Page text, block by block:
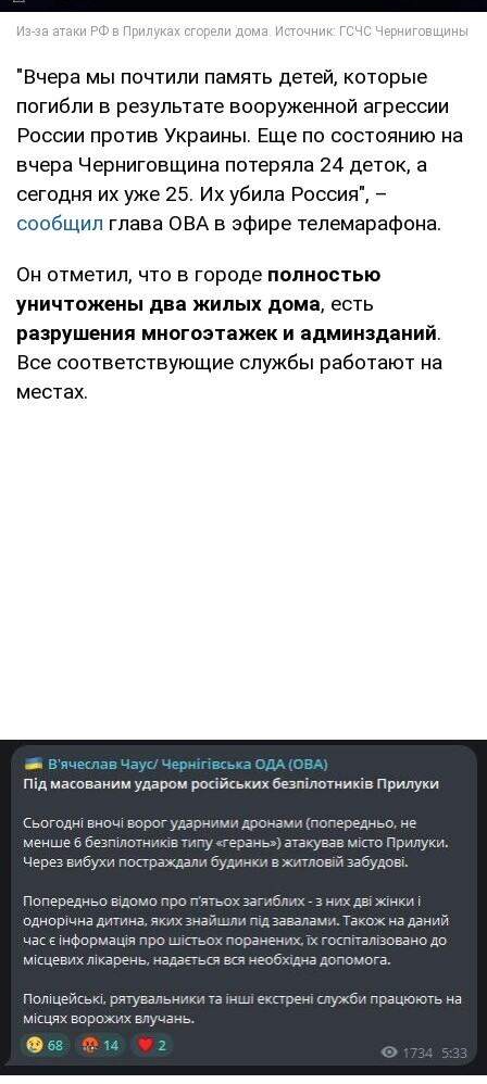
"Вчера мы почтили память детей, которые
погибли в результате вооруженной агрессии
России против Украины. Еще по состоянию на
вчера Черниговщина потеряла 24 деток, а
сегодня их уже 25. Их убила Россия", –
сообщил глава ОВА в эфире телемарафона.
Он отметил, что в городе полностью
уничтожены два жилых дома, есть
разрушения многоэтажек и админзданий.
Все соответствующие службы работают на
местах.